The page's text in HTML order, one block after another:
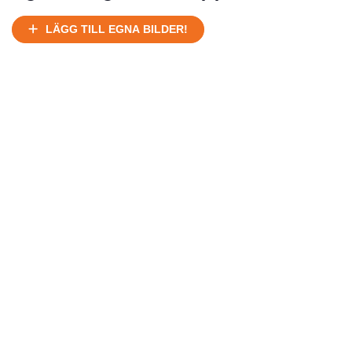
Under normalt skick, kan kräva reparation
LÄGG TILL EGNA BILDER!